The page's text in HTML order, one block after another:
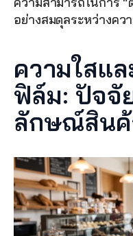
อย่างสมดุลระหว่างคว
ความใสแ
ฟิล์ม: ปัจจั
ลักษณ์สินค้